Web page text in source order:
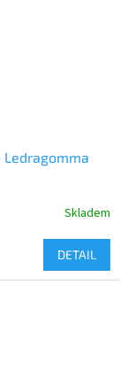
Ledragomma
Skladem
DETAIL